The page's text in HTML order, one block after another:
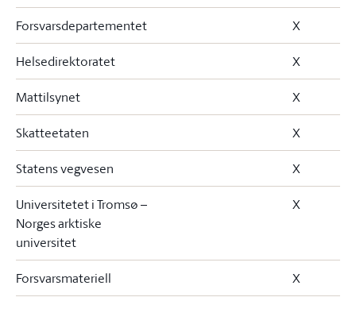
Forsvarsdepartementet X
Helsedirektoratet X
Mattilsynet X
Skatteetaten X
Statens vegvesen X
Universitetet i Tromsø –
Norges arktiske
universitet
X
Forsvarsmateriell X